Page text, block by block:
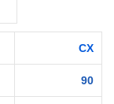
CX
90